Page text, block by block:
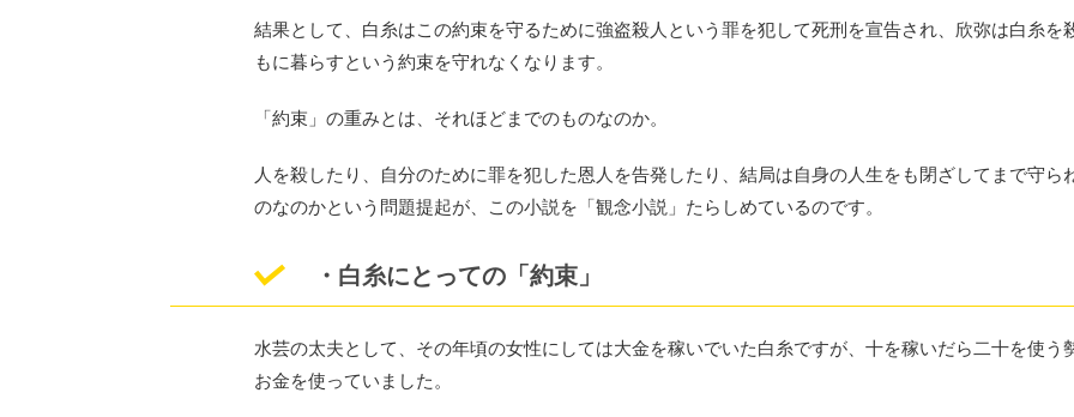
結果として、白糸はこの約束を守るために強盗殺人という罪を犯して死刑を宣告され、欣弥は白糸を
もに暮らすという約束を守れなくなります。
「約束」の重みとは、それほどまでのものなのか。
人を殺したり、自分のために罪を犯した恩人を告発したり、結局は自身の人生をも閉ざしてまで守ら
のなのかという問題提起が、この小説を「観念小説」たらしめているのです。
・白糸にとっての「約束」
水芸の太夫として、その年頃の女性にしては大金を稼いでいた白糸ですが、十を稼いだら二十を使う
お金を使っていました。